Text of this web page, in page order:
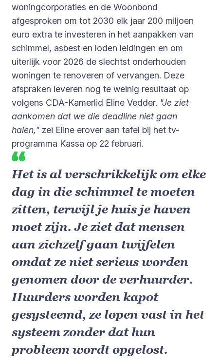
woningcorporaties en de Woonbond
afgesproken om tot 2030 elk jaar 200 miljoen
euro extra te investeren in het aanpakken van
schimmel, asbest en loden leidingen en om
uiterlijk voor 2026 de slechtst onderhouden
woningen te renoveren of vervangen. Deze
afspraken leveren nog te weinig resultaat op
volgens CDA-Kamerlid Eline Vedder. "Je ziet
aankomen dat we die deadline niet gaan
halen," zei Eline erover aan tafel bij het tv-
programma Kassa op 22 februari.
Het is al verschrikkelijk om elke
dag in die schimmel te moeten
zitten, terwijl je huis je haven
moet zijn. Je ziet dat mensen
aan zichzelf gaan twijfelen
omdat ze niet serieus worden
genomen door de verhuurder.
Huurders worden kapot
gesysteemd, ze lopen vast in het
systeem zonder dat hun
probleem wordt opgelost.